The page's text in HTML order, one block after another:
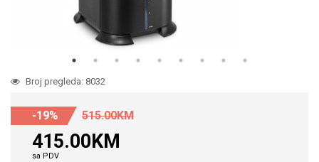
Broj pregleda: 8032
-19% 515.00KM
415.00KM
sa PDV